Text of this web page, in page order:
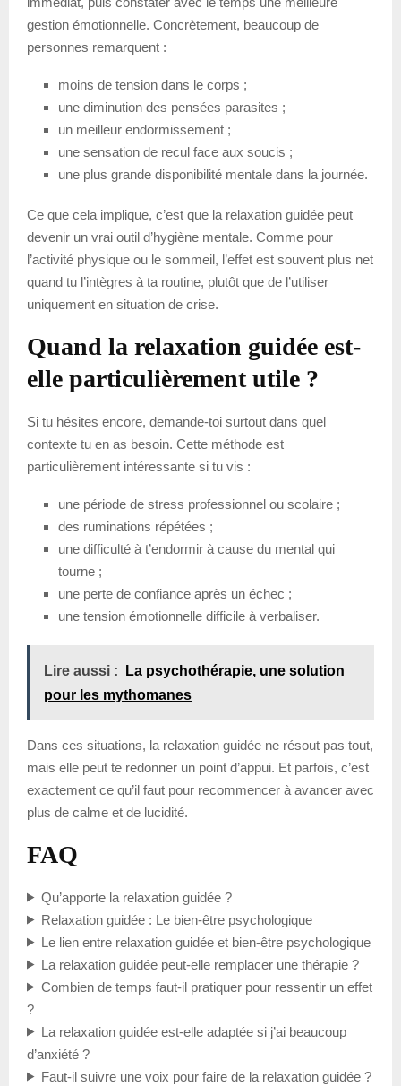
gestion émotionnelle. Concrètement, beaucoup de
personnes remarquent :
moins de tension dans le corps ;
une diminution des pensées parasites ;
un meilleur endormissement ;
une sensation de recul face aux soucis ;
une plus grande disponibilité mentale dans la journée.
Ce que cela implique, c’est que la relaxation guidée peut
devenir un vrai outil d’hygiène mentale. Comme pour
l’activité physique ou le sommeil, l’effet est souvent plus net
quand tu l’intègres à ta routine, plutôt que de l’utiliser
uniquement en situation de crise.
Quand la relaxation guidée est-
elle particulièrement utile ?
Si tu hésites encore, demande-toi surtout dans quel
contexte tu en as besoin. Cette méthode est
particulièrement intéressante si tu vis :
une période de stress professionnel ou scolaire ;
des ruminations répétées ;
une difficulté à t’endormir à cause du mental qui
tourne ;
une perte de confiance après un échec ;
une tension émotionnelle difficile à verbaliser.
Lire aussi :
La psychothérapie, une solution
pour les mythomanes
Dans ces situations, la relaxation guidée ne résout pas tout,
mais elle peut te redonner un point d’appui. Et parfois, c’est
exactement ce qu’il faut pour recommencer à avancer avec
plus de calme et de lucidité.
FAQ
Qu’apporte la relaxation guidée ?
Relaxation guidée : Le bien-être psychologique
Le lien entre relaxation guidée et bien-être psychologique
La relaxation guidée peut-elle remplacer une thérapie ?
Combien de temps faut-il pratiquer pour ressentir un effet
?
La relaxation guidée est-elle adaptée si j’ai beaucoup
d’anxiété ?
Faut-il suivre une voix pour faire de la relaxation guidée ?